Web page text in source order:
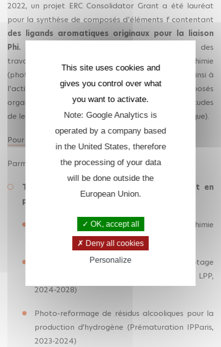
2022, un projet ERC Consolidator Grant a été lauréat
pour la synthèse de composés d’éléments f contentant
des ligands aromatiques originaux pour la liaison
Phi. Ce projet a été l’occasion de développer des
travaux autour des actinides et notamment la chimie
(photo)redox de l’uranium. Ces projets s’ajoutent ainsi à
l’activité historique de synthèse de composés
organométalliques originaux de lanthanides et l’études
de leurs propriétés physiques (magnétisme et optique).
Pour en savoir plus
Parmi les projets en cours :
Transformation des déchets en énergie et en
produits valorisables
Valorisation du dioxyde de carbone en chimie
organométallique ( ANR JCJC MultiCO 2023-2026)
Élimination du dioxyde de carbone par captage
direct de l'air (Projet Fondation X avec le LPP,
2024-2028)
Photo-reformage de résidus alcooliques pour la
production d'hydrogène (Prématuration IPParis,
2023-2024)
This site uses cookies and
gives you control over what
you want to activate.
Note: Google Analytics is
operated by a company based
in the United States, therefore
the processing of your data
will be done outside the
European Union.
OK, accept all
Deny all cookies
Personalize